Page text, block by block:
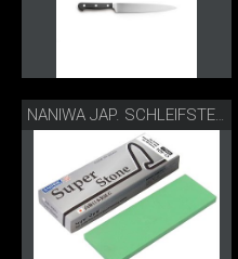
NANIWA JAP. SCHLEIFSTEIN S1-404